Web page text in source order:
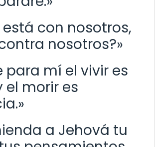
está con nosotros,
nosotros?»
para mí el vivir es
el morir es
a Jehová tu